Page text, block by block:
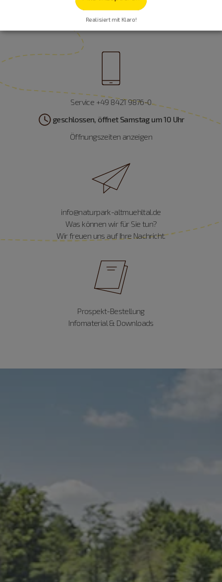
Service +49 8421 9876-0
geschlossen, öffnet Samstag um 10 Uhr
Öffnungszeiten anzeigen
info@naturpark-altmuehltal.de
Was können wir für Sie tun?
Wir freuen uns auf Ihre Nachricht.
Prospekt-Bestellung
Infomaterial & Downloads
Realisiert mit Klaro!